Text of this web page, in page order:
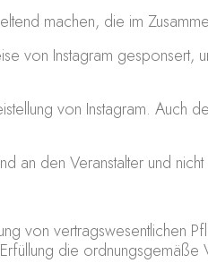
machen, die im
von Instagram gesponsert,
von Instagram. Auch
den Veranstalter und nicht
von vertragswesentlichen
die